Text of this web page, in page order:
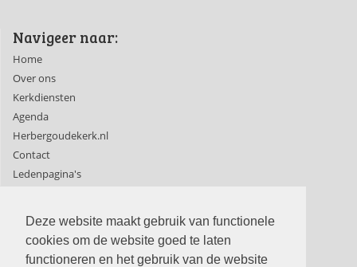
Deze website maakt gebruik van functionele
cookies om de website goed te laten
functioneren en het gebruik van de website
Navigeer naar:
Home
Over ons
Kerkdiensten
Agenda
Herbergoudekerk.nl
Contact
Ledenpagina's